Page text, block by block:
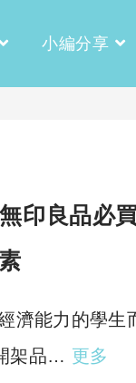
小編分享
印良品必
濟能力的學生
架品… 更多